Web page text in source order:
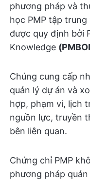
phương pháp và
học PMP tập
được quy định bởi
Knowledge
Chúng cung cấp
quản lý dự án và
hợp, phạm vi, lịch
nguồn lực, truyền
bên liên quan.
Chứng chỉ PMP
phương pháp